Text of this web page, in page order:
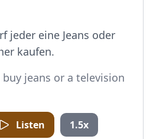
jeder eine Jeans oder
kaufen.
buy jeans or a television
Listen 1.5x